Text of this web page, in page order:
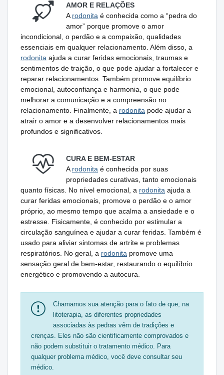
AMOR E RELAÇÕES
A rodonita é conhecida como a “pedra do
amor” porque promove o amor
incondicional, o perdão e a compaixão, qualidades
essenciais em qualquer relacionamento. Além disso, a
rodonita ajuda a curar feridas emocionais, traumas e
sentimentos de traição, o que pode ajudar a fortalecer e
reparar relacionamentos. Também promove equilíbrio
emocional, autoconfiança e harmonia, o que pode
melhorar a comunicação e a compreensão no
relacionamento. Finalmente, a rodonita pode ajudar a
atrair o amor e a desenvolver relacionamentos mais
profundos e significativos.
CURA E BEM-ESTAR
A rodonita é conhecida por suas
propriedades curativas, tanto emocionais
quanto físicas. No nível emocional, a rodonita ajuda a
curar feridas emocionais, promove o perdão e o amor
próprio, ao mesmo tempo que acalma a ansiedade e o
estresse. Fisicamente, é conhecido por estimular a
circulação sanguínea e ajudar a curar feridas. Também é
usado para aliviar sintomas de artrite e problemas
respiratórios. No geral, a rodonita promove uma
sensação geral de bem-estar, restaurando o equilíbrio
energético e promovendo a autocura.
Chamamos sua atenção para o fato de que, na
litoterapia, as diferentes propriedades
associadas às pedras vêm de tradições e
crenças. Eles não são cientificamente comprovados e
não podem substituir o tratamento médico. Para
qualquer problema médico, você deve consultar seu
médico.